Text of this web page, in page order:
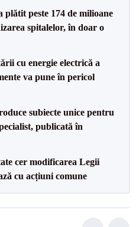
peste 174 de milioane
spitalelor, în doar o
cu energie electrică a
va pune în pericol
subiecte unice pentru
publicată în
cer modificarea Legii
cu acțiuni comune